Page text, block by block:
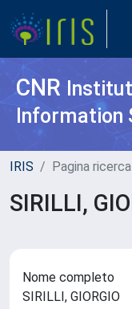
CNR
Information
IRIS Pagina
SIRILLI,
Nome completo
SIRILLI, GIORGIO